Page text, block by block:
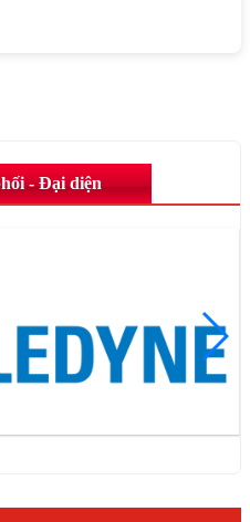
- Đại diện